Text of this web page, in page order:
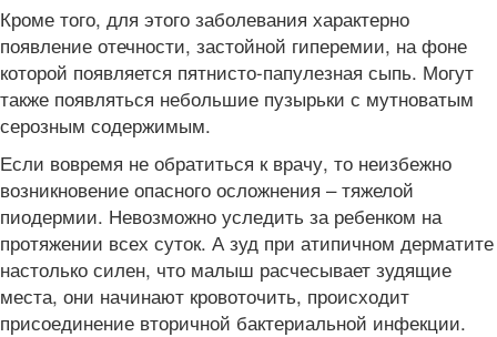
Кроме того, для этого заболевания характерно
появление отечности, застойной гиперемии, на фоне
которой появляется пятнисто-папулезная сыпь. Могут
также появляться небольшие пузырьки с мутноватым
серозным содержимым.
Если вовремя не обратиться к врачу, то неизбежно
возникновение опасного осложнения – тяжелой
пиодермии. Невозможно уследить за ребенком на
протяжении всех суток. А зуд при атипичном дерматите
настолько силен, что малыш расчесывает зудящие
места, они начинают кровоточить, происходит
присоединение вторичной бактериальной инфекции.